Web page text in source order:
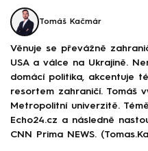
Tomáš Kačmár
Věnuje se převážně
USA a válce na Ukrajině.
domácí politika, akcentuje
resortem zahraničí. Tomáš
Metropolitní univerzitě.
Echo24.cz a následně
CNN Prima NEWS.